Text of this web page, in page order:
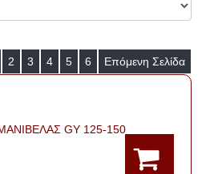
2 3 4 5 6 Επόμενη Σελίδα